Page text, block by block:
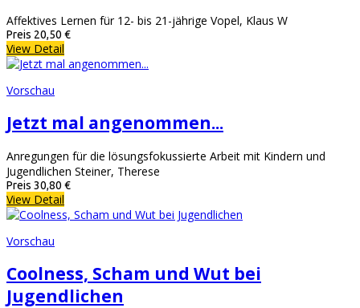
Affektives Lernen für 12- bis 21-jährige Vopel, Klaus W
Preis 20,50 €
View Detail
Vorschau
Jetzt mal angenommen...
Anregungen für die lösungsfokussierte Arbeit mit Kindern und
Jugendlichen Steiner, Therese
Preis 30,80 €
View Detail
Vorschau
Coolness, Scham und Wut bei
Jugendlichen